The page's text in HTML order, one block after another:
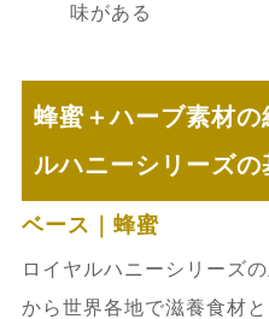
味がある
蜂蜜＋ハーブ素材
ルハニーシリーズの
ベース｜蜂蜜
ロイヤルハニーシリーズ
から世界各地で滋養食材